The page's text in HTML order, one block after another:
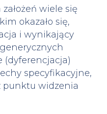
wiele się
okazało się,
i wynikający
(dyferencjacja)
specyfikacyjne,
punktu widzenia